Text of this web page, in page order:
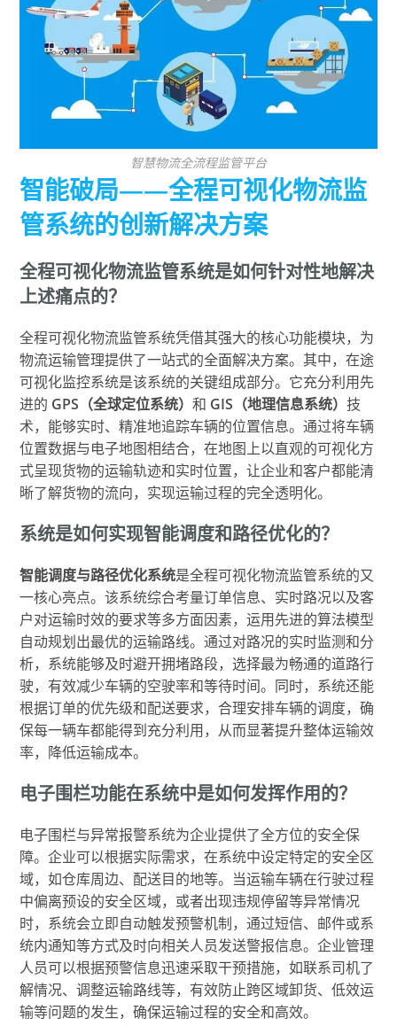
智慧物流全流程监管平台
智能破局——全程可视化物流监
管系统的创新解决方案
全程可视化物流监管系统是如何针对性地解决
上述痛点的？
全程可视化物流监管系统凭借其强大的核心功能模块，为
物流运输管理提供了一站式的全面解决方案。其中，在途
可视化监控系统是该系统的关键组成部分。它充分利用先
进的 GPS（全球定位系统）和 GIS（地理信息系统）技
术，能够实时、精准地追踪车辆的位置信息。通过将车辆
位置数据与电子地图相结合，在地图上以直观的可视化方
式呈现货物的运输轨迹和实时位置，让企业和客户都能清
晰了解货物的流向，实现运输过程的完全透明化。
系统是如何实现智能调度和路径优化的？
智能调度与路径优化系统是全程可视化物流监管系统的又
一核心亮点。该系统综合考量订单信息、实时路况以及客
户对运输时效的要求等多方面因素，运用先进的算法模型
自动规划出最优的运输路线。通过对路况的实时监测和分
析，系统能够及时避开拥堵路段，选择最为畅通的道路行
驶，有效减少车辆的空驶率和等待时间。同时，系统还能
根据订单的优先级和配送要求，合理安排车辆的调度，确
保每一辆车都能得到充分利用，从而显著提升整体运输效
率，降低运输成本。
电子围栏功能在系统中是如何发挥作用的？
电子围栏与异常报警系统为企业提供了全方位的安全保
障。企业可以根据实际需求，在系统中设定特定的安全区
域，如仓库周边、配送目的地等。当运输车辆在行驶过程
中偏离预设的安全区域，或者出现违规停留等异常情况
时，系统会立即自动触发预警机制，通过短信、邮件或系
统内通知等方式及时向相关人员发送警报信息。企业管理
人员可以根据预警信息迅速采取干预措施，如联系司机了
解情况、调整运输路线等，有效防止跨区域卸货、低效运
输等问题的发生，确保运输过程的安全和高效。